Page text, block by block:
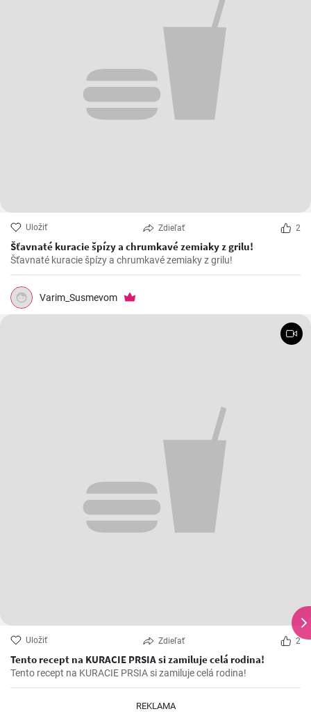
Uložiť Zdieľať 2
Šťavnaté kuracie špízy a chrumkavé zemiaky z grilu!
Šťavnaté kuracie špízy a chrumkavé zemiaky z grilu!
Varim_Susmevom
Uložiť Zdieľať 2
Tento recept na KURACIE PRSIA si zamiluje celá rodina!
Tento recept na KURACIE PRSIA si zamiluje celá rodina!
REKLAMA